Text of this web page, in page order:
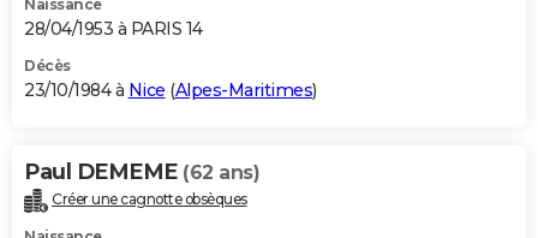
Naissance
28/04/1953 à PARIS 14
Décès
23/10/1984 à Nice (Alpes-Maritimes)
Paul DEMEME (62 ans)
Créer une cagnotte obsèques